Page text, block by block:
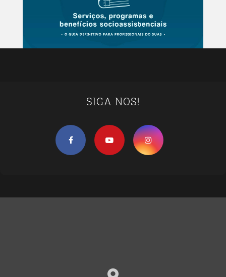
SIGA NOS!